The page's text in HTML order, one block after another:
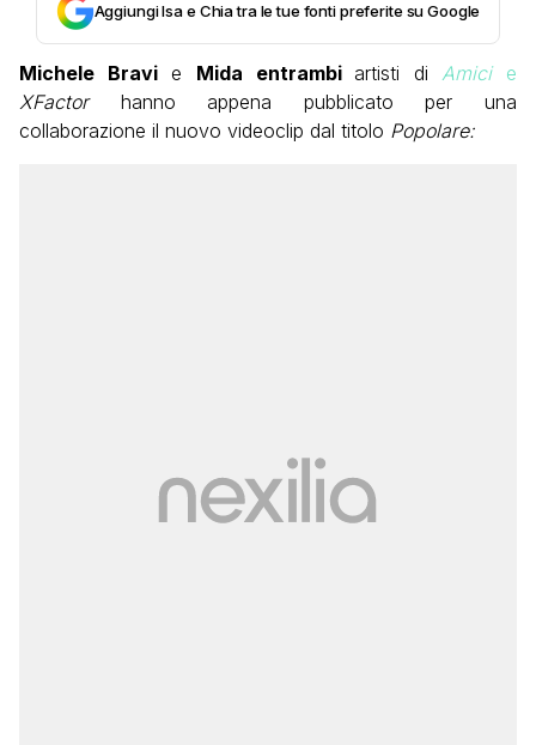
Aggiungi Isa e Chia tra le tue fonti preferite su Google
Michele Bravie Mida entrambi artisti diAmicie
XFactorhanno appena pubblicato per una
collaborazione il nuovo videoclip dal titolo Popolare: